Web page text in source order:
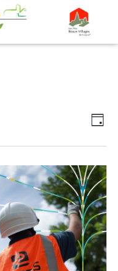
Jour